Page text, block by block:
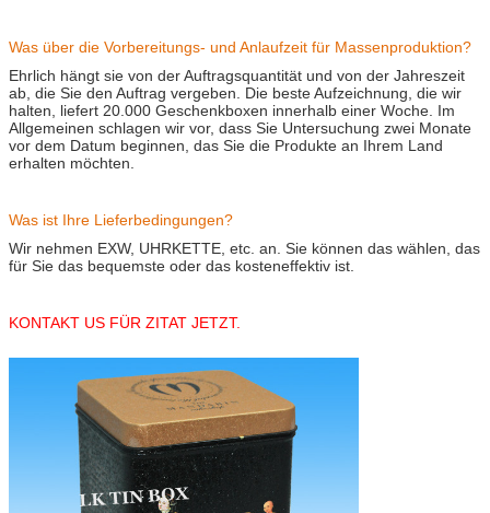
Was über die Vorbereitungs- und Anlaufzeit für Massenproduktion?
Ehrlich hängt sie von der Auftragsquantität und von der Jahreszeit
ab, die Sie den Auftrag vergeben. Die beste Aufzeichnung, die wir
halten, liefert 20.000 Geschenkboxen innerhalb einer Woche. Im
Allgemeinen schlagen wir vor, dass Sie Untersuchung zwei Monate
vor dem Datum beginnen, das Sie die Produkte an Ihrem Land
erhalten möchten.
Was ist Ihre Lieferbedingungen?
Wir nehmen EXW, UHRKETTE, etc. an. Sie können das wählen, das
für Sie das bequemste oder das kosteneffektiv ist.
KONTAKT US FÜR ZITAT JETZT.